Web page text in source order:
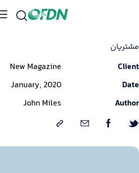
مشتریان
Client
New Magazine
Date
January, 2020
Author
John Miles